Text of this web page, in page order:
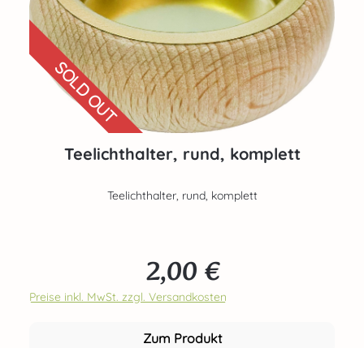
SOLD OUT
Teelichthalter, rund, komplett
Teelichthalter, rund, komplett
Regulärer Preis:
2,00 €
Preise inkl. MwSt. zzgl. Versandkosten
Zum Produkt